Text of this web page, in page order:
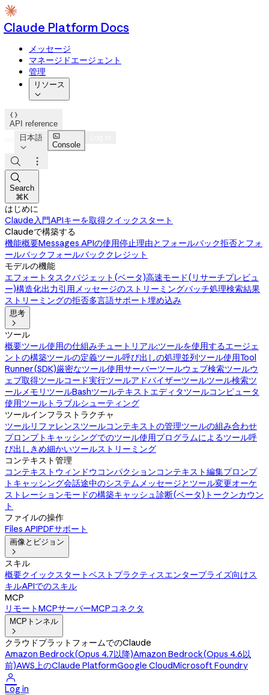
Claude Platform Docs
メッセージ
マネージドエージェント
管理
リソース


API reference
日本語


Console



Search
⌘K
はじめに
Claude入門APIキーを取得クイックスタート
Claudeで構築する
機能概要Messages APIの使用停止理由とフォールバック拒否とフォ
ールバックフォールバッククレジット
モデルの機能
エフォート タスクバジェット(ベータ)高速モード(リサーチプレビュ
ー)構造化出力引用メッセージのストリーミングバッチ処理検索結果
ストリーミングの拒否多言語サポート埋め込み
思考

ツール
概要ツール使用の仕組みチュートリアル:ツールを使用するエージェ
ントの構築ツールの定義ツール呼び出しの処理並列ツール使用Tool
Runner(SDK)厳密なツール使用サーバーツールウェブ検索ツールウ
ェブ取得ツールコード実行ツールアドバイザーツールツール検索ツ
ールメモリツールBashツールテキストエディタツールコンピュータ
使用ツール トラブルシューティング
ツールインフラストラクチャ
ツールリファレンスツールコンテキストの管理ツールの組み合わせ
プロンプトキャッシングでのツール使用プログラムによるツール呼
び出し きめ細かいツールストリーミング
コンテキスト管理
コンテキストウィンドウ コンパクションコンテキスト編集プロンプ
トキャッシング会話途中のシステムメッセージとツール変更オーケ
ストレーションモードの構築キャッシュ診断(ベータ) トークンカウン
ト
ファイルの操作
Files APIPDFサポート
画像とビジョン

スキル
概要クイックスタートベストプラクティスエンタープライズ向けス
キルAPIでのスキル
MCP
リモートMCPサーバーMCPコネクタ
MCPトンネル

クラウドプラットフォームでのClaude
Amazon Bedrock(Opus 4.7以降)Amazon Bedrock(Opus 4.6以
前)AWS上のClaude PlatformGoogle CloudMicrosoft Foundry

Log in